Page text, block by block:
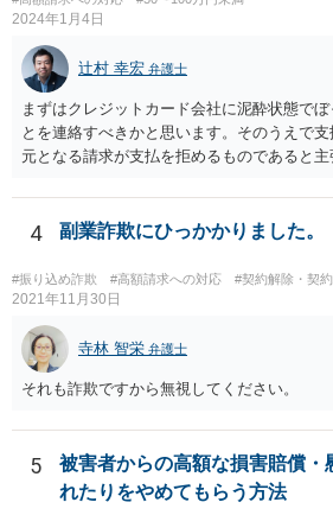
2024年1月4日
辻村 幸宏 弁護士
まずはクレジットカード会社に泥酔状態で
とを連絡すべきかと思います。そのうえで支
元となる請求が支払を拒めるものであると
かなかシビアかもしれません。 https://
4 副業詐欺にひっかかりました。
#振り込め詐欺 #高額請求への対応 #契約解除・契
2021年11月30日
寺林 智栄 弁護士
それも詐欺ですから無視してください。
5
被害者からの高額な損害賠償・
れたりをやめてもらう方法